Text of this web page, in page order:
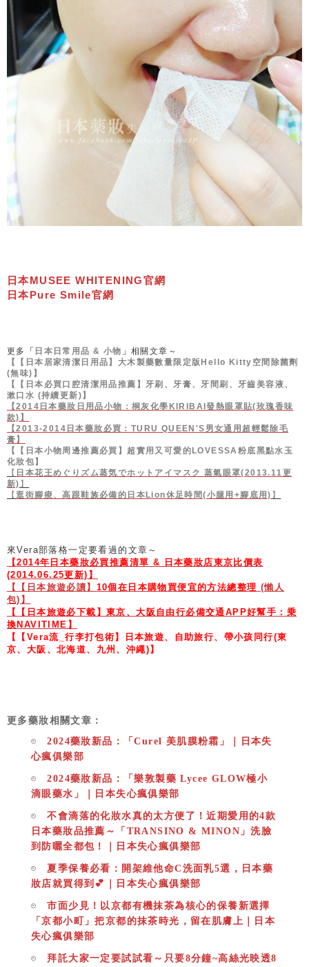
日本MUSEE WHITENING官網
日本Pure Smile官網
更多 「日本日常用品 & 小物」相關文章～
【【日本居家清潔日用品】大木製藥數量限定版Hello Kitty空間除菌劑
(無味)】
【【日本必買口腔清潔用品推薦】牙刷、牙膏、牙間刷、牙齒美容液、
漱口水 (持續更新)】
【2014日本藥妝日用品小物：桐灰化學KIRIBAI發熱眼罩貼(玫瑰香味
款)】
【2013-2014日本藥妝必買：TURU QUEEN'S男女通用超輕鬆除毛
膏】
【【日本小物周邊推薦必買】超實用又可愛的LOVESSA粉底黑點水玉
化妝包】
【 日本花王めぐりズム蒸気でホットアイマスク 蒸氣眼罩(2013.11更
新) 】
【逛街腳痠、高跟鞋族必備的日本Lion休足時間(小腿用+腳底用) 】
來Vera部落格一定要看過的文章～
【2014年日本藥妝必買推薦清單 & 日本藥妝店東京比價表
(2014.06.25更新)】
【【日本旅遊必讀】 10個在日本購物買便宜的方法總整理 (懶人
包)】
【【日本旅遊必下載】東京、大阪自由行必備交通APP好幫手：乗
換NAVITIME】
【【Vera流_行李打包術】日本旅遊、自助旅行、帶小孩同行(東
京、大阪、北海道、九州、沖繩)】
更多藥妝相關文章：
2024藥妝新品：「Curel 美肌膜粉霜」｜日本失
心瘋俱樂部
2024藥妝新品：「樂敦製藥 Lycee GLOW極小
滴眼藥水」｜日本失心瘋俱樂部
不會滴落的化妝水真的太方便了！近期愛用的4款
日本藥妝品推薦～「TRANSINO & MINON」洗臉
到防曬全都包！｜日本失心瘋俱樂部
夏季保養必看：開架維他命C洗面乳5選，日本藥
妝店就買得到💕｜日本失心瘋俱樂部
市面少見！以京都有機抹茶為核心的保養新選擇
「京都小町」把京都的抹茶時光，留在肌膚上｜日本
失心瘋俱樂部
拜託大家一定要試試看～只要8分鐘~高絲光映透8